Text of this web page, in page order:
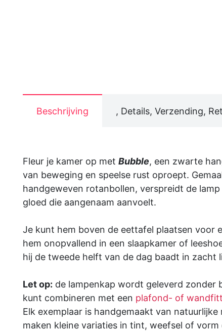
Beschrijving , Details, Verzending,
Fleur je kamer op met Bubble, een zwarte
van beweging en speelse rust oproept.
handgeweven rotanbollen, verspreidt de
gloed die aangenaam aanvoelt.
Je kunt hem boven de eettafel plaatsen voor
hem onopvallend in een slaapkamer of
hij de tweede helft van de dag baadt in zacht
Let op: de lampenkap wordt geleverd zonder
kunt combineren met een plafond- of
Elk exemplaar is handgemaakt van natuurlijke
maken kleine variaties in tint, weefsel of vorm